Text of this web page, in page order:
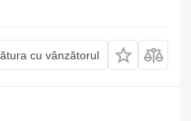
cu vânzătorul